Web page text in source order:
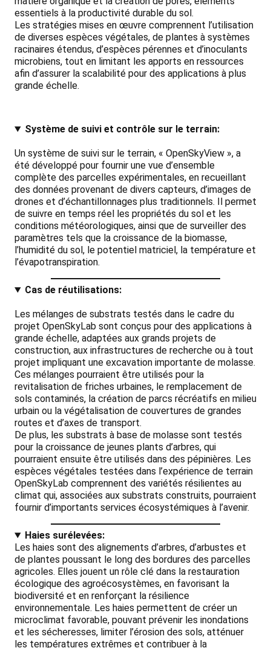
essentiels à la productivité durable du sol.
Les stratégies mises en œuvre comprennent l’utilisation
de diverses espèces végétales, de plantes à systèmes
racinaires étendus, d’espèces pérennes et d’inoculants
microbiens, tout en limitant les apports en ressources
afin d’assurer la scalabilité pour des applications à plus
grande échelle.
Système de suivi et contrôle sur le terrain:
Un système de suivi sur le terrain, « OpenSkyView », a
été développé pour fournir une vue d’ensemble
complète des parcelles expérimentales, en recueillant
des données provenant de divers capteurs, d’images de
drones et d’échantillonnages plus traditionnels. Il permet
de suivre en temps réel les propriétés du sol et les
conditions météorologiques, ainsi que de surveiller des
paramètres tels que la croissance de la biomasse,
l’humidité du sol, le potentiel matriciel, la température et
l’évapotranspiration.
Cas de réutilisations:
Les mélanges de substrats testés dans le cadre du
projet OpenSkyLab sont conçus pour des applications à
grande échelle, adaptées aux grands projets de
construction, aux infrastructures de recherche ou à tout
projet impliquant une excavation importante de molasse.
Ces mélanges pourraient être utilisés pour la
revitalisation de friches urbaines, le remplacement de
sols contaminés, la création de parcs récréatifs en milieu
urbain ou la végétalisation de couvertures de grandes
routes et d’axes de transport.
De plus, les substrats à base de molasse sont testés
pour la croissance de jeunes plants d’arbres, qui
pourraient ensuite être utilisés dans des pépinières. Les
espèces végétales testées dans l’expérience de terrain
OpenSkyLab comprennent des variétés résilientes au
climat qui, associées aux substrats construits, pourraient
fournir d’importants services écosystémiques à l’avenir.
Haies surélevées:
Les haies sont des alignements d’arbres, d’arbustes et
de plantes poussant le long des bordures des parcelles
agricoles. Elles jouent un rôle clé dans la restauration
écologique des agroécosystèmes, en favorisant la
biodiversité et en renforçant la résilience
environnementale. Les haies permettent de créer un
microclimat favorable, pouvant prévenir les inondations
et les sécheresses, limiter l’érosion des sols, atténuer
les températures extrêmes et contribuer à la